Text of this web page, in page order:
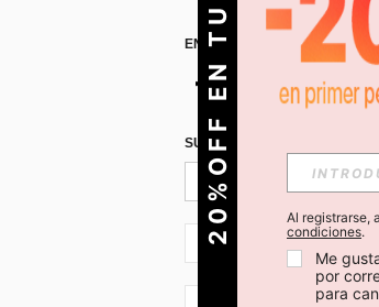
ENCUÉNTRANOS EN
SUSCRÍBETE PARA RECIBIR
CL + 56
2
0
%
O
F
F
E
N
T
U
P
R
I
M
E
R
P
E
D
I
D Al registrarse,
condiciones.
Me
por
para